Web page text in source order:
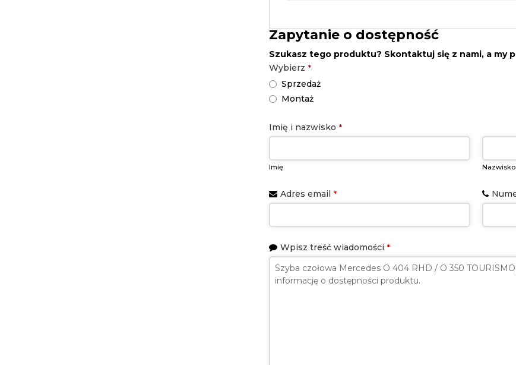
Zapytanie o dostępność
Szukasz tego produktu? Skontaktuj się z nami, a my
Email
Address *
Wybierz *
Sprzedaż
Montaż
Imię i nazwisko *
Imię Nazwisko
Adres email *
Wpisz treść wiadomości *